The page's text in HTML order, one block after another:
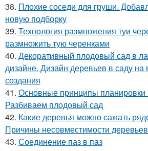
38. Плохие соседи для груши.
новую подборку
39. Технология размножения туи
размножить тую черенками
40. Декоративный плодовый сад в
дизайне. Дизайн деревьев в саду на
создания
41. Основные принципы планировки
Разбиваем плодовый сад
42. Какие деревья можно сажать
Причины несовместимости деревьев
43. Соединение паз в паз